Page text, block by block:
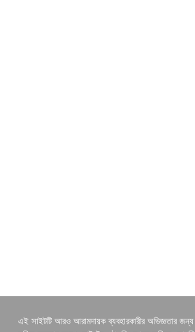
এই সাইটটি আরও আরামদায়ক ব্যবহারকারীর অভিজ্ঞতার জন্য